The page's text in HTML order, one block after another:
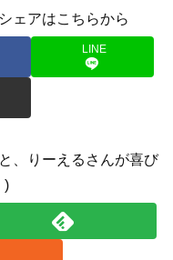
ェアはこちらから
LINE
、りーえるさんが喜び
)